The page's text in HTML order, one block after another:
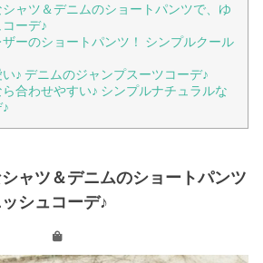
ャツ＆デニムのショートパンツで、ゆ
ーデ♪
ーのショートパンツ！ シンプルクール
♪ デニムのジャンプスーツコーデ♪
合わせやすい♪ シンプルナチュラルな
ャツ＆デニムのショートパンツ
シュコーデ♪